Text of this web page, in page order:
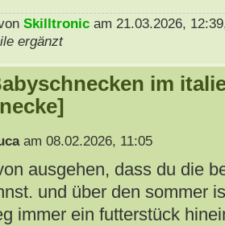
Skilltronicam 21.03.2026,
ergänzt
im
am 08.02.2026, 11:05
ausgehen, dass du die
und über den sommer
immer ein futterstück